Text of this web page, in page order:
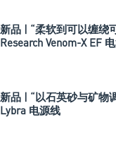
新品 | “柔软到可以缠绕
Research Venom-X EF
新品 | “以石英砂与矿物
Lybra 电源线